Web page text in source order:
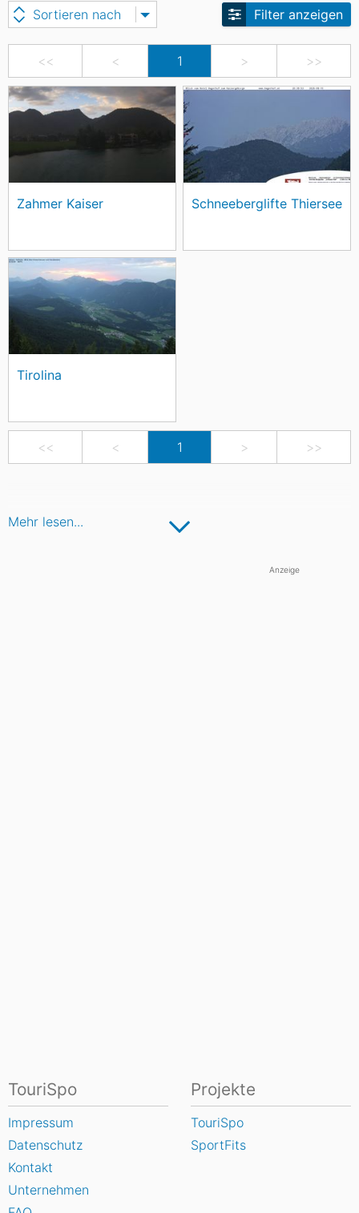
<< < 1 > >>
Sortieren nach Filter anzeigen
Zahmer Kaiser Schneeberglifte Thiersee
Tirolina
<< < 1 > >>
Mehr lesen...
Anzeige
TouriSpo
Impressum
Datenschutz
Kontakt
Unternehmen
Projekte
TouriSpo
SportFits